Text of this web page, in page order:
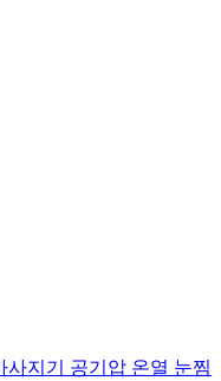
사지기 공기압 온열 눈찜